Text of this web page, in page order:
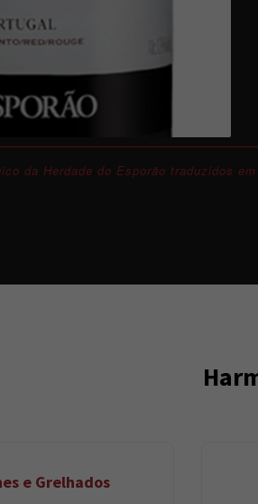
da Herdade do Esporão traduzidos
e Grelhados